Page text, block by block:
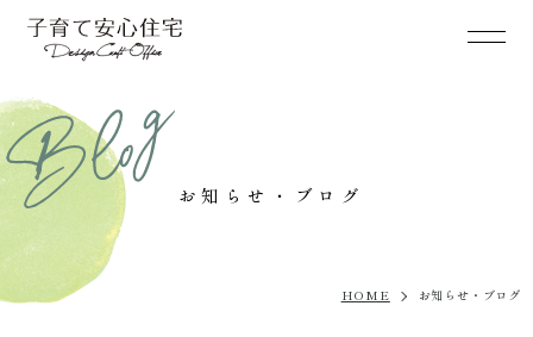
お知らせ・ブログ
HOME お知らせ・ブログ